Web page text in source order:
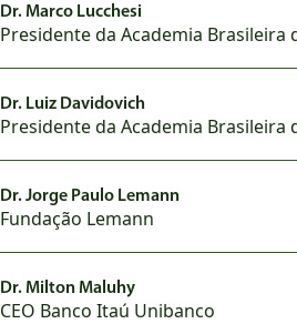
Dr. Marco Lucchesi
Presidente da Academia Brasileira
Dr. Luiz Davidovich
Presidente da Academia Brasileira
Dr. Jorge Paulo Lemann
Fundação Lemann
Dr. Milton Maluhy
CEO Banco Itaú Unibanco